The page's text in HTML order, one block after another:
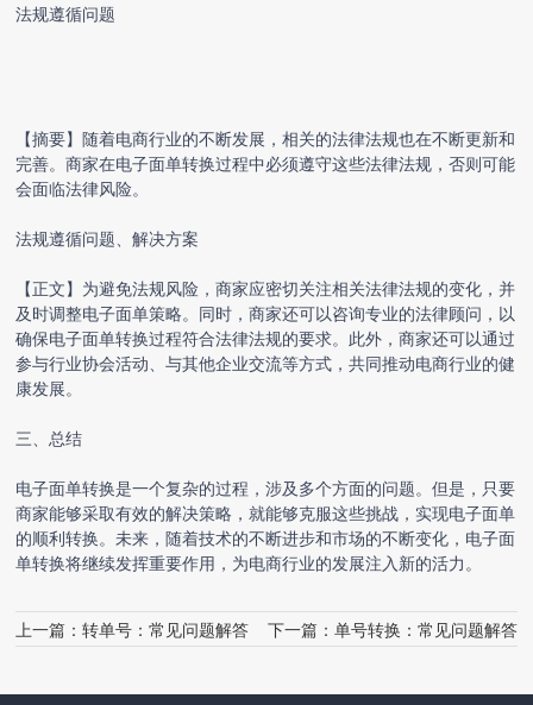
法规遵循问题
【摘要】随着电商行业的不断发展，相关的法律法规也在不断更新和
完善。商家在电子面单转换过程中必须遵守这些法律法规，否则可能
会面临法律风险。
法规遵循问题、解决方案
【正文】为避免法规风险，商家应密切关注相关法律法规的变化，并
及时调整电子面单策略。同时，商家还可以咨询专业的法律顾问，以
确保电子面单转换过程符合法律法规的要求。此外，商家还可以通过
参与行业协会活动、与其他企业交流等方式，共同推动电商行业的健
康发展。
三、总结
电子面单转换是一个复杂的过程，涉及多个方面的问题。但是，只要
商家能够采取有效的解决策略，就能够克服这些挑战，实现电子面单
的顺利转换。未来，随着技术的不断进步和市场的不断变化，电子面
单转换将继续发挥重要作用，为电商行业的发展注入新的活力。
上一篇：转单号：常见问题解答 下一篇： 单号转换：常见问题解答